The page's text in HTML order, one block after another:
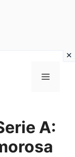
Menu
A: